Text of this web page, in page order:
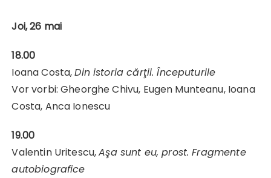
Joi, 26 mai
18.00
Ioana Costa,Din istoria cărţii. Începuturile
Vor vorbi: Gheorghe Chivu, Eugen Munteanu, Ioana
Costa, Anca Ionescu
19.00
Valentin Uritescu,Aşa sunt eu, prost. Fragmente
autobiografice